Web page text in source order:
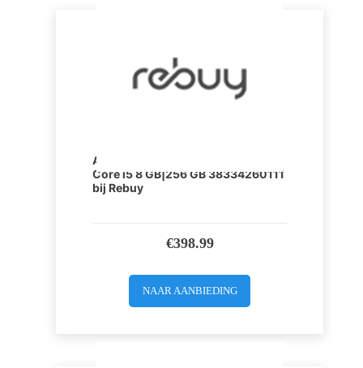
Apple MacBook Pro 13 inch Intel
Core i5 8 GB|256 GB 38334260111
bij Rebuy
€398.99
NAAR AANBIEDING